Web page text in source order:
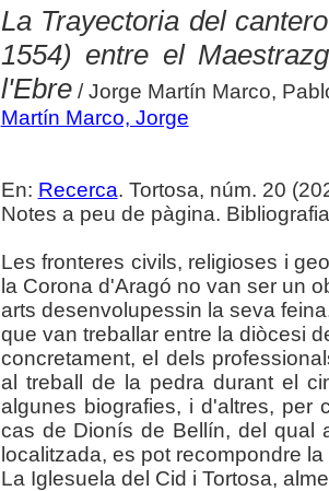
La Trayectoria del
1554) entre el
l'Ebre/ Jorge Martín Marco,
Martín Marco, Jorge
En: Recerca. Tortosa, núm. 20
Notes a peu de pàgina.
Les fronteres civils, religioses i
la Corona d'Aragó no van ser un
arts desenvolupessin la seva
que van treballar entre la diòcesi
concretament, el dels
al treball de la pedra durant el
algunes biografies, i d'altres, per
cas de Dionís de Bellín, del qual
localitzada, es pot recompondre
La Iglesuela del Cid i Tortosa,